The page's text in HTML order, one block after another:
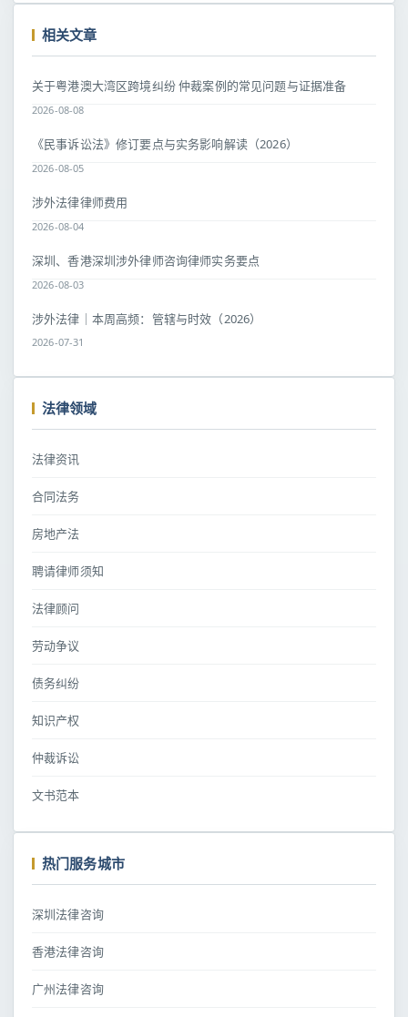
相关文章
关于粤港澳大湾区跨境纠纷 仲裁案例的常见问题与证据准备
2026-08-08
《民事诉讼法》修订要点与实务影响解读（2026）
2026-08-05
涉外法律律师费用
2026-08-04
深圳、香港深圳涉外律师咨询律师实务要点
2026-08-03
涉外法律｜本周高频：管辖与时效（2026）
2026-07-31
法律领域
法律资讯
合同法务
房地产法
聘请律师须知
法律顾问
劳动争议
债务纠纷
知识产权
仲裁诉讼
文书范本
热门服务城市
深圳法律咨询
香港法律咨询
广州法律咨询